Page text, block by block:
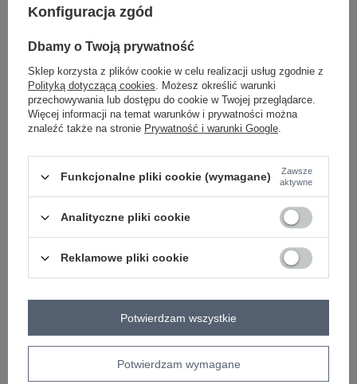
jasny różowy
S/M 2016103495566
L/XL 2016103495573 -
Zobacz wszystkie kolory (+4)
ZALOGUJ SIĘ I ZOBACZ CENĘ
Masz pytanie? Chętnie pomożemy.
skład materiału : 60% bawełna , 35% poliester, 5%
Konfiguracja zgód
Dbamy o Twoją prywatność
Sklep korzysta z plików cookie w celu realizacji usług zgodnie z
Polityką dotyczącą cookies. Możesz określić warunki
przechowywania lub dostępu do cookie w Twojej przeglądarce.
Więcej informacji na temat warunków i prywatności można
znaleźć także na stronie Prywatność i warunki Google.
Funkcjonalne pliki cookie (wymagane)
Zawsze
aktywne
Analityczne pliki cookie
Reklamowe pliki cookie
Potwierdzam wymagane
Potwierdzam wszystkie